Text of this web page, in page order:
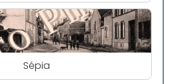
Sépia